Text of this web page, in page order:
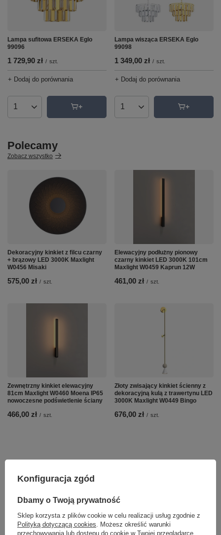
Lampa sufitowa ERSEKA Eglo
99096
1 729,90 zł / szt.
+ Dodaj do porównania
Ilość produktów
Lampa wisząca ERSEKA Eglo
99098
1 349,00 zł / szt.
+ Dodaj do porównania
Ilość produktów
Polecamy
Zobacz wszystko
Dekoracyjny kinkiet z filcu czarny
+ brązowy LED 3000K Maxlight
W0456 Misaki
575,00 zł / szt.
Elewacyjny podłużny pionowy
czarny kinkiet LED 3000K 101cm
Maxlight W0459 Kaprun 12W
461,00 zł / szt.
Zewnętrzny kinkiet elewacyjny
81cm Maxlight W0460 Moena IP65
nowoczesne podświetlenie ściany
466,00 zł / szt.
Złoty zwisający kinkiet ścienny z
dekoracyjną kulą z trawertynu LED
3000K Maxlight W0449 Bingo
676,00 zł / szt.
Konfiguracja zgód
Dbamy o Twoją prywatność
Sklep korzysta z plików cookie w celu realizacji usług zgodnie z
Polityką dotyczącą cookies. Możesz określić warunki
przechowywania lub dostępu do cookie w Twojej przeglądarce.